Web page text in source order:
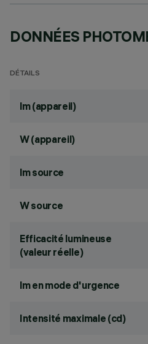
DONNÉES
DÉTAILS
lm (appareil)
W (appareil)
lm source
W source
Efficacité lumineuse
(valeur réelle)
lm en mode d'urgence
Intensité maximale (cd)